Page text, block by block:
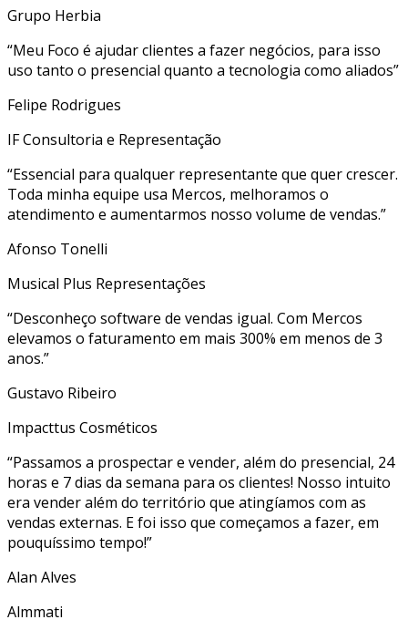
Grupo Herbia
“Meu Foco é ajudar clientes a fazer negócios, para isso
uso tanto o presencial quanto a tecnologia como aliados”
Felipe Rodrigues
IF Consultoria e Representação
“Essencial para qualquer representante que quer crescer.
Toda minha equipe usa Mercos, melhoramos o
atendimento e aumentarmos nosso volume de vendas.”
Afonso Tonelli
Musical Plus Representações
“Desconheço software de vendas igual. Com Mercos
elevamos o faturamento em mais 300% em menos de 3
anos.”
Gustavo Ribeiro
Impacttus Cosméticos
“Passamos a prospectar e vender, além do presencial, 24
horas e 7 dias da semana para os clientes! Nosso intuito
era vender além do território que atingíamos com as
vendas externas. E foi isso que começamos a fazer, em
pouquíssimo tempo!”
Alan Alves
Almmati